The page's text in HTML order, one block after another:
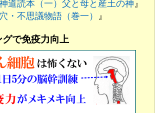
道読本（一）父と母と産土の神』
・不思議物語（巻一） 』
で免疫力向上